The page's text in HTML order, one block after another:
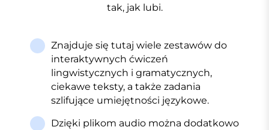
tak, jak lubi.
Znajduje się tutaj wiele zestawów do
interaktywnych ćwiczeń
lingwistycznych i gramatycznych,
ciekawe teksty, a także zadania
szlifujące umiejętności językowe.
Dzięki plikom audio można dodatkowo